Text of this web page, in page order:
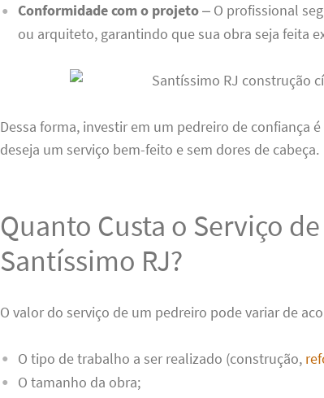
Conformidade com o projeto– O profissional
ou arquiteto, garantindo que sua obra seja feita
Dessa forma, investir em um pedreiro de confiança
deseja um serviço bem-feito e sem dores de cabeça.
Quanto Custa o Serviço
Santíssimo RJ?
O valor do serviço de um pedreiro pode variar de
O tipo de trabalho a ser realizado (construção,
O tamanho da obra;